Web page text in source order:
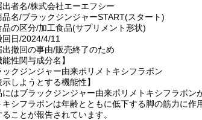
出者名/株式会社エーエフシー
品名/ブラックジンジャーSTART(スタート)
品の区分/加工食品(サプリメント形状)
回日/2024/4/11
出撤回の事由/販売終了のため
能性関与成分名】
ックジンジャー由来ポリメトキシフラボン
示しようとする機能性】
にはブラックジンジャー由来ポリメトキシフラボン
キシフラボンは年齢とともに低下する脚の筋力に
ることが報告されています。